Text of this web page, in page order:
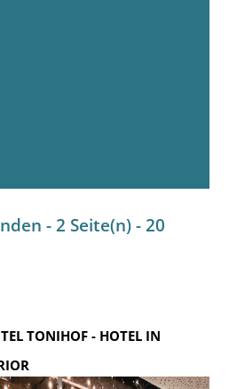
- 2 Seite(n) - 20
TONIHOF- HOTEL IN